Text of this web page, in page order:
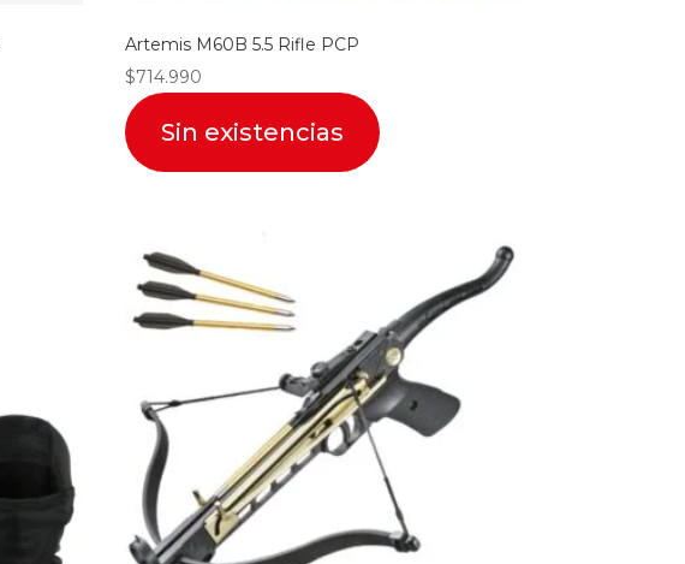
Artemis M60B 5.5 Rifle PCP
$714.990
Sin existencias